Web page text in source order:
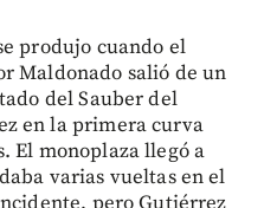
produjo cuando el
Maldonado salió de un
del Sauber del
en la primera curva
El monoplaza llegó a
varias vueltas en el
pero Gutiérrez